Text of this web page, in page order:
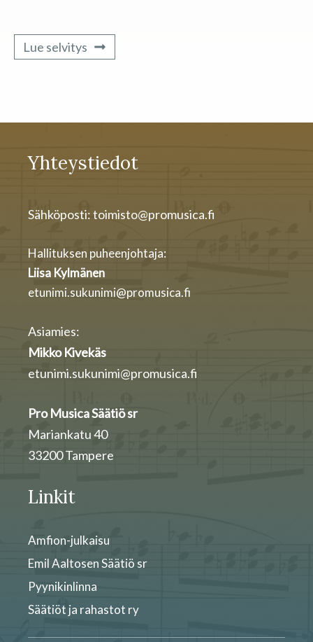
Lue selvitys
Yhteystiedot
Sähköposti: toimisto@promusica.fi
Hallituksen puheenjohtaja:
Liisa Kylmänen
etunimi.sukunimi@promusica.fi
Asiamies:
Mikko Kivekäs
etunimi.sukunimi@promusica.fi
Pro Musica Säätiö sr
Mariankatu 40
33200 Tampere
Linkit
Amfion-julkaisu
Emil Aaltosen Säätiö sr
Pyynikinlinna
Säätiöt ja rahastot ry